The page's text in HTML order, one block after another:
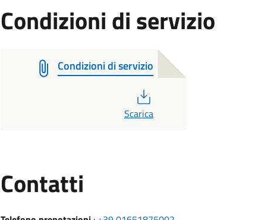
Condizioni di servizio
Condizioni di servizio
Scarica
Contatti